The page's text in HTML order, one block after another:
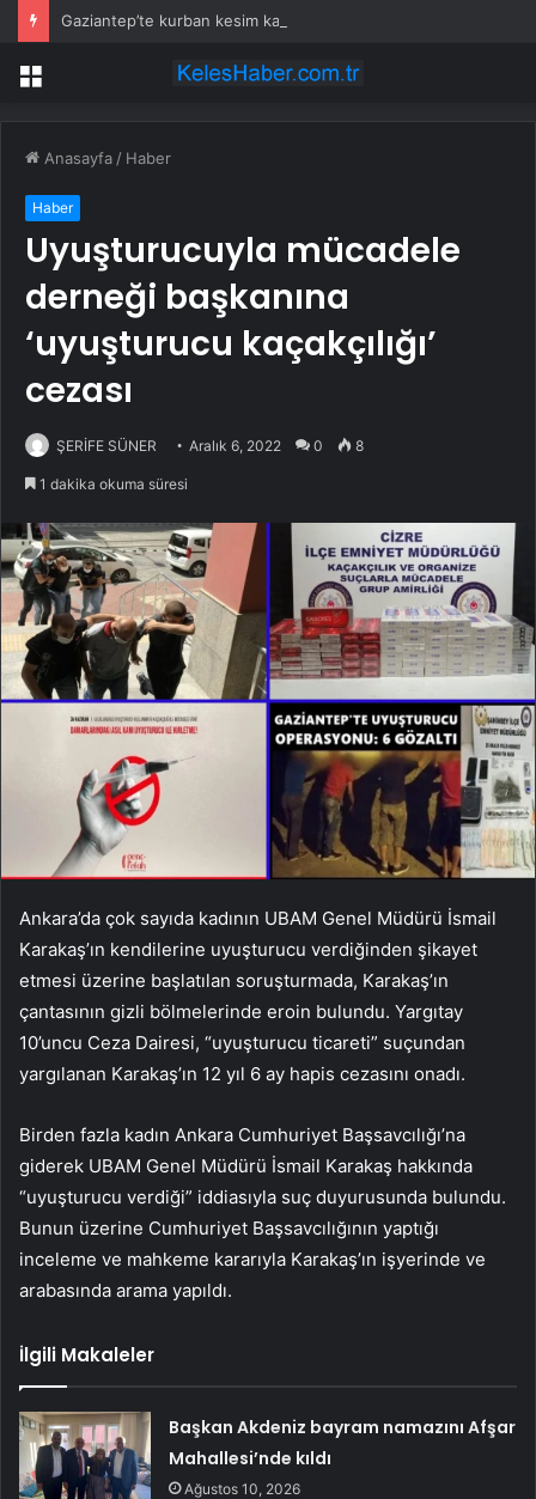
Gaziantep’te kurban kesim kazaları
Menü
Anasayfa / Haber
Haber
Uyuşturucuyla mücadele
derneği başkanına
‘uyuşturucu kaçakçılığı’
cezası
ŞERİFE SÜNER Aralık 6, 2022 0 8
1 dakika okuma süresi
Ankara’da çok sayıda kadının UBAM Genel Müdürü İsmail
Karakaş’ın kendilerine uyuşturucu verdiğinden şikayet
etmesi üzerine başlatılan soruşturmada, Karakaş’ın
çantasının gizli bölmelerinde eroin bulundu. Yargıtay
10’uncu Ceza Dairesi, “uyuşturucu ticareti” suçundan
yargılanan Karakaş’ın 12 yıl 6 ay hapis cezasını onadı.
Birden fazla kadın Ankara Cumhuriyet Başsavcılığı’na
giderek UBAM Genel Müdürü İsmail Karakaş hakkında
“uyuşturucu verdiği” iddiasıyla suç duyurusunda bulundu.
Bunun üzerine Cumhuriyet Başsavcılığının yaptığı
inceleme ve mahkeme kararıyla Karakaş’ın işyerinde ve
arabasında arama yapıldı.
İlgili Makaleler
Başkan Akdeniz bayram namazını Afşar
Mahallesi’nde kıldı
Ağustos 10, 2026